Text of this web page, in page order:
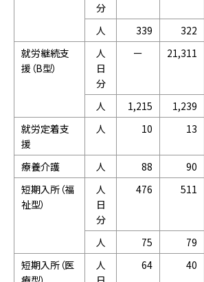
分
人 339 322
就労継続支
援（B型）
人
日
分
ー 21,311
人 1,215 1,239
就労定着支
援
人 10 13
療養介護 人 88 90
短期入所（福
祉型）
人
日
分
476 511
人 75 79
短期入所（医
人
64 40